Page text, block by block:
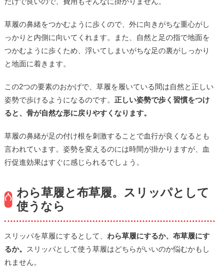
草履の鼻緒をつかむように歩くので、外に向きがちな重心がし
っかりと内側に向いてくれます。また、自然と足の指で地面を
つかむように歩くため、浮いてしまいがちな足の裏がしっかり
と地面に着きます。
この2つの要素のおかげで、草履を履いている間は自然と正しい
姿勢で歩けるようになるのです。 正しい姿勢で歩く習慣をつけ
ると、骨が自然な形に戻りやすくなります。
草履の鼻緒が足の付け根を刺激することで血行が良くなるとも
言われています。姿勢を変えるのには時間が掛かりますが、血
行促進効果はすぐに感じられるでしょう。
わら草履と布草履。スリッパとして
使うなら
スリッパを草履にするとして、 わら草履にするか、布草履にす
るか。
スリッパとして使う草履はどちらがいいのか悩むかもし
れません。